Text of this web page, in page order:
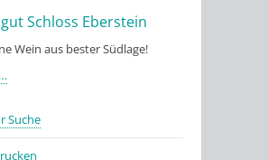
Schloss Eberstein
Wein aus bester Südlage!
Suche